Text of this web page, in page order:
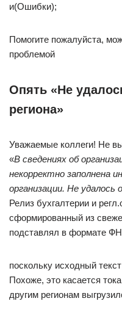
и(Ошибки);
Помогите пожалуйста,
проблемой
Опять «Не
региона»
Уважаемые коллеги! Не
«В сведениях об
некорректно заполнена
организации. Не удалось
Релиз бухгалтерии и
сформированный из
подставлял в формате
поскольку исходный
Похоже, это касается
другим регионам